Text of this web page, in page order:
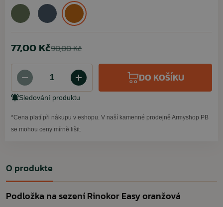
77,00 Kč90,00 Kč
DO KOŠÍKU
Sledování produktu
*Cena platí při nákupu v eshopu. V naší kamenné prodejně Armyshop PB
se mohou ceny mírně lišit.
O produkte
Podložka na sezení Rinokor Easy oranžová